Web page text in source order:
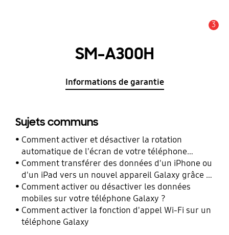
3
SM-A300H
Informations de garantie
Sujets communs
Comment activer et désactiver la rotation
automatique de l'écran de votre téléphone
Galaxy ?
Comment transférer des données d'un iPhone ou
d'un iPad vers un nouvel appareil Galaxy grâce à
Smart Switch ?
Comment activer ou désactiver les données
mobiles sur votre téléphone Galaxy ?
Comment activer la fonction d'appel Wi-Fi sur un
téléphone Galaxy